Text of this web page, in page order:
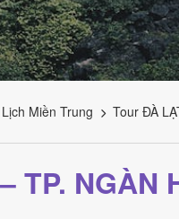
Miền Trung Tour ĐÀ
TP. NGÀN